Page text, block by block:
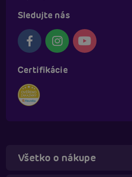
Sledujte nás
Certifikácie
Všetko o nákupe
Táňa - virtuálna asistentka